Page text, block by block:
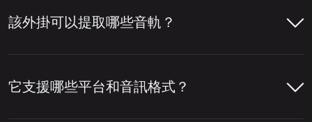
該外掛可以提取哪些音軌？
離為人聲、伴奏、鼓、鋼琴、貝斯、木吉他和
它支援哪些平台和音訊格式？